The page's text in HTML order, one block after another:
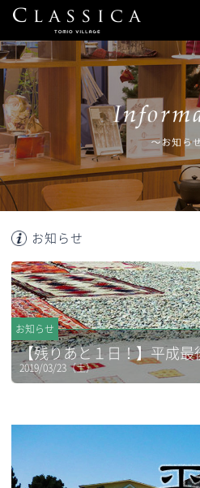
お知らせ
お知らせ
【残りあと１日！】平成
2019/03/23（土）